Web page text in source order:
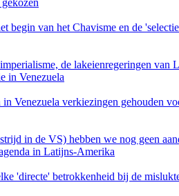
begin van het Chavisme en de
de lakeienregeringen
in Venezuela
Venezuela verkiezingen gehouden
in de VS) hebben we nog geen
in Latijns-Amerika
'directe' betrokkenheid bij de